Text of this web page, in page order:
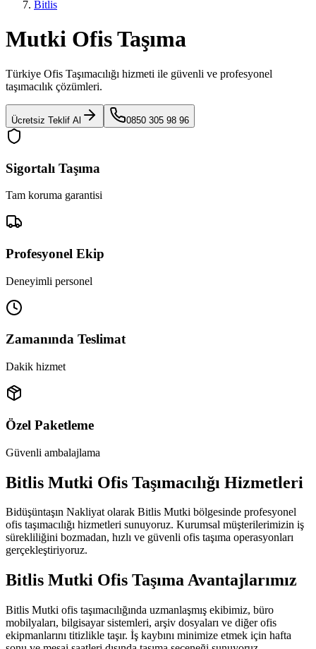
Bitlis
Mutki Ofis Taşıma
Türkiye Ofis Taşımacılığı hizmeti ile güvenli ve profesyonel
taşımacılık çözümleri.
Ücretsiz Teklif Al 0850 305 98 96
Sigortalı Taşıma
Tam koruma garantisi
Profesyonel Ekip
Deneyimli personel
Zamanında Teslimat
Dakik hizmet
Özel Paketleme
Güvenli ambalajlama
Bitlis Mutki Ofis Taşımacılığı Hizmetleri
Bidüşüntaşın Nakliyat olarak Bitlis Mutki bölgesinde profesyonel
ofis taşımacılığı hizmetleri sunuyoruz. Kurumsal müşterilerimizin iş
sürekliliğini bozmadan, hızlı ve güvenli ofis taşıma operasyonları
gerçekleştiriyoruz.
Bitlis Mutki Ofis Taşıma Avantajlarımız
Bitlis Mutki ofis taşımacılığında uzmanlaşmış ekibimiz, büro
mobilyaları, bilgisayar sistemleri, arşiv dosyaları ve diğer ofis
ekipmanlarını titizlikle taşır. İş kaybını minimize etmek için hafta